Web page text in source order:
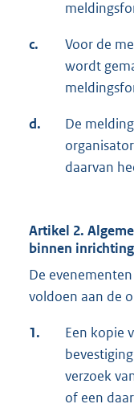
c.
Voor de
wordt
d.
De
daarvan
Artikel 2.
binnen
De
voldoen aan de
1.
Een kopie
verzoek
of een